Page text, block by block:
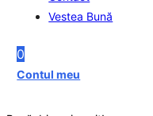
Vestea Bună
0
Contul meu